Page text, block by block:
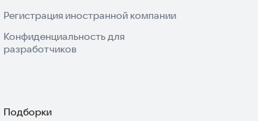
Регистрация иностранной компании
Конфиденциальность для
разработчиков
Подборки